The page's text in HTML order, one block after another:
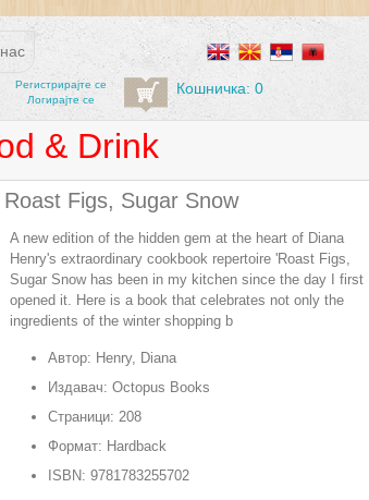
Регистрирајтe се
Логирајте се
Кошничка: 0
& Drink
Roast Figs, Sugar Snow
A new edition of the hidden gem at the heart of Diana
Henry's extraordinary cookbook repertoire 'Roast Figs,
Sugar Snow has been in my kitchen since the day I first
opened it. Here is a book that celebrates not only the
ingredients of the winter shopping b
Автор: Henry, Diana
Издавач: Octopus Books
Страници: 208
Формат: Hardback
ISBN: 9781783255702